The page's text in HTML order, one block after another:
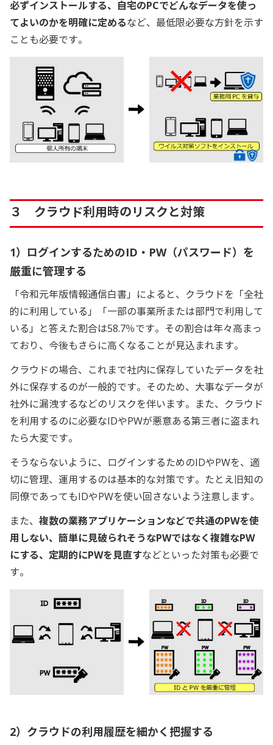
必ずインストールする、自宅のPCでどんなデータを使っ
てよいのかを明確に定めるなど、最低限必要な方針を示す
ことも必要です。
３ クラウド利用時のリスクと対策
1）ログインするためのID・PW（パスワード）を
厳重に管理する
「令和元年版情報通信白書」によると、クラウドを「全社
的に利用している」「一部の事業所または部門で利用して
いる」と答えた割合は58.7％です。その割合は年々高まっ
ており、今後もさらに高くなることが見込まれます。
クラウドの場合、これまで社内に保存していたデータを社
外に保存するのが一般的です。そのため、大事なデータが
社外に漏洩するなどのリスクを伴います。また、クラウド
を利用するのに必要なIDやPWが悪意ある第三者に盗まれ
たら大変です。
そうならないように、ログインするためのIDやPWを、適
切に管理、運用するのは基本的な対策です。たとえ旧知の
同僚であってもIDやPWを使い回さないよう注意します。
また、 複数の業務アプリケーションなどで共通のPWを使
用しない、簡単に見破られそうなPWではなく複雑なPW
にする、定期的にPWを見直すなどといった対策も必要で
す。
2）クラウドの利用履歴を細かく把握する